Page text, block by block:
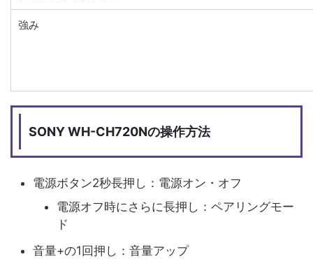
強み
SONY WH-CH720Nの操作方法
電源ボタン2秒長押し：電源オン・オフ
電源オフ時にさらに長押し：ペアリングモー
ド
音量+の1回押し：音量アップ